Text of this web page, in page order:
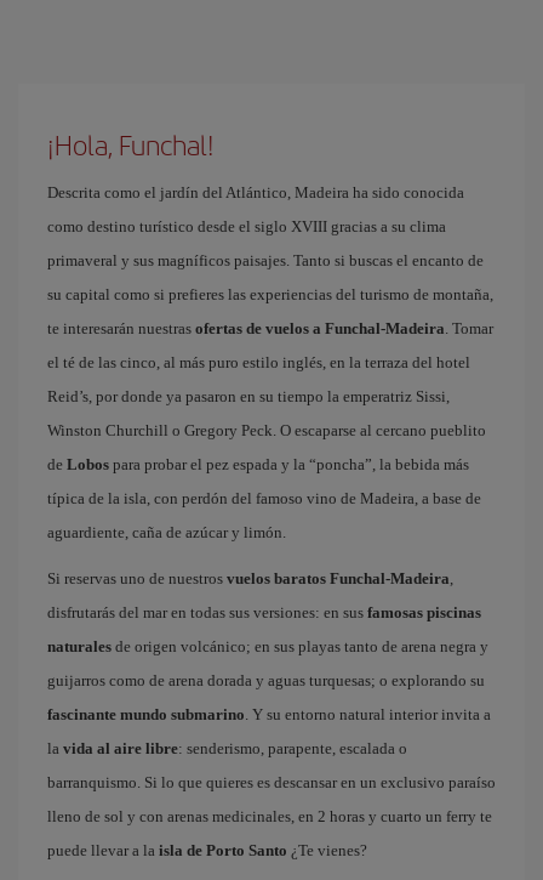
¡Hola, Funchal!
Descrita como el jardín del Atlántico, Madeira ha sido conocida
como destino turístico desde el siglo XVIII gracias a su clima
primaveral y sus magníficos paisajes. Tanto si buscas el encanto de
su capital como si prefieres las experiencias del turismo de montaña,
te interesarán nuestras ofertas de vuelos a Funchal-Madeira. Tomar
el té de las cinco, al más puro estilo inglés, en la terraza del hotel
Reid’s, por donde ya pasaron en su tiempo la emperatriz Sissi,
Winston Churchill o Gregory Peck. O escaparse al cercano pueblito
de Lobos para probar el pez espada y la “poncha”, la bebida más
típica de la isla, con perdón del famoso vino de Madeira, a base de
aguardiente, caña de azúcar y limón.
Si reservas uno de nuestros vuelos baratos Funchal-Madeira,
disfrutarás del mar en todas sus versiones: en sus famosas piscinas
naturales de origen volcánico; en sus playas tanto de arena negra y
guijarros como de arena dorada y aguas turquesas; o explorando su
fascinante mundo submarino. Y su entorno natural interior invita a
la vida al aire libre: senderismo, parapente, escalada o
barranquismo. Si lo que quieres es descansar en un exclusivo paraíso
lleno de sol y con arenas medicinales, en 2 horas y cuarto un ferry te
puede llevar a la isla de Porto Santo ¿Te vienes?